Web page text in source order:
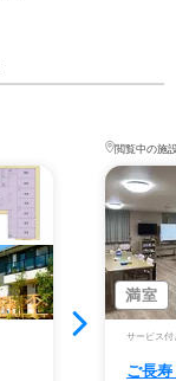
閲覧中の施
満室
サービス付
ご長